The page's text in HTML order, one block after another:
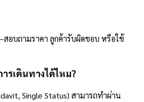
สอบถามราคา ลูกค้ารับผิดชอบ หรือใช้
รเดินทางได้ไหม?
Single Status) สามารถทำผ่าน